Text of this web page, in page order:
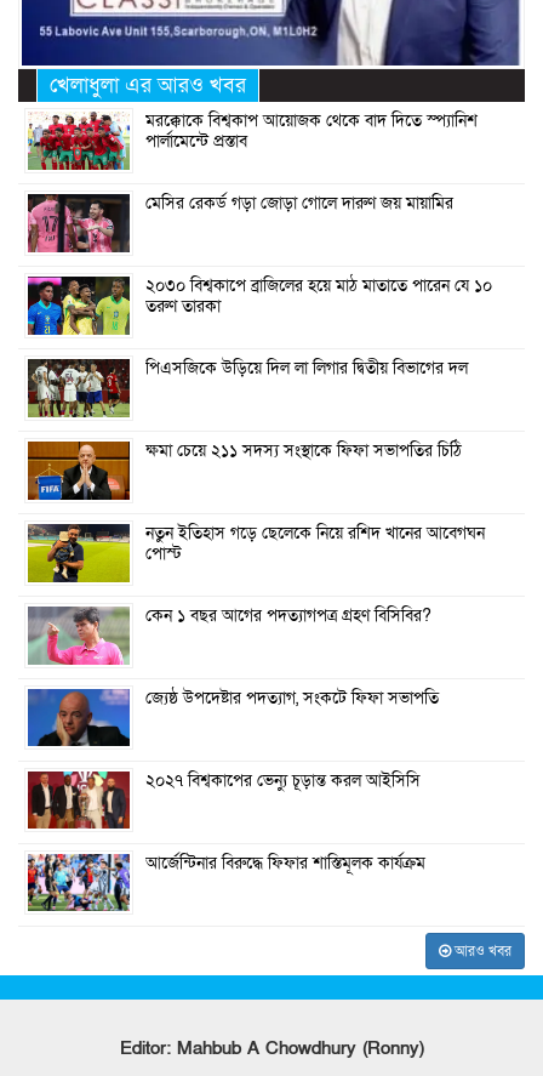
খেলাধুলা এর আরও খবর
মরক্কোকে বিশ্বকাপ আয়োজক থেকে বাদ দিতে স্প্যানিশ
পার্লামেন্টে প্রস্তাব
মেসির রেকর্ড গড়া জোড়া গোলে দারুণ জয় মায়ামির
২০৩০ বিশ্বকাপে ব্রাজিলের হয়ে মাঠ মাতাতে পারেন যে ১০
তরুণ তারকা
পিএসজিকে উড়িয়ে দিল লা লিগার দ্বিতীয় বিভাগের দল
ক্ষমা চেয়ে ২১১ সদস্য সংস্থাকে ফিফা সভাপতির চিঠি
নতুন ইতিহাস গড়ে ছেলেকে নিয়ে রশিদ খানের আবেগঘন
পোস্ট
কেন ১ বছর আগের পদত্যাগপত্র গ্রহণ বিসিবির?
জ্যেষ্ঠ উপদেষ্টার পদত্যাগ, সংকটে ফিফা সভাপতি
২০২৭ বিশ্বকাপের ভেন্যু চূড়ান্ত করল আইসিসি
আর্জেন্টিনার বিরুদ্ধে ফিফার শাস্তিমূলক কার্যক্রম
আরও খবর
Editor: Mahbub A Chowdhury (Ronny)